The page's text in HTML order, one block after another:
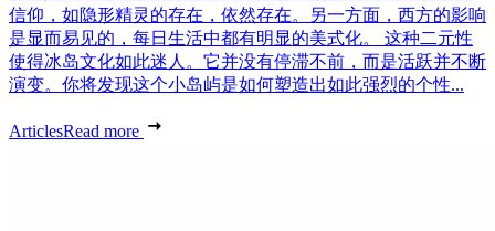
信仰，如隐形精灵的存在，依然存在。另一方面，西方的影响
是显而易见的，每日生活中都有明显的美式化。 这种二元性
使得冰岛文化如此迷人。它并没有停滞不前，而是活跃并不断
演变。你将发现这个小岛屿是如何塑造出如此强烈的个性...
ArticlesRead more